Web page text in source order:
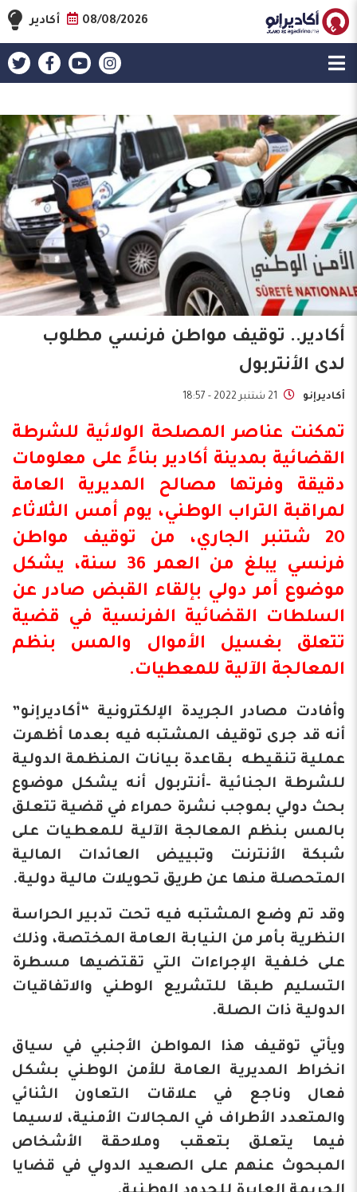
08/08/2026 أكادير
أكادير.. توقيف مواطن فرنسي مطلوب
لدى الأنتربول
أكاديرإنو 21 شتنبر 2022 - 18:57
تمكنت عناصر المصلحة الولائية للشرطة
القضائية بمدينة أكاديربناءً على معلومات
دقيقة وفرتها مصالح المديرية العامة
لمراقبة التراب الوطني، يوم أمس الثلاثاء
20 شتنبر الجاري، من توقيف مواطن
فرنسي يبلغ من العمر 36 سنة، يشكل
موضوع أمر دولي بإلقاء القبض صادر عن
السلطات القضائية الفرنسية في قضية
تتعلق بغسيل الأموال والمس بنظم
المعالجة الآلية للمعطيات.
وأفادت مصادر الجريدة الإلكترونية “أكاديرإنو”
أنه قد جرى توقيف المشتبه فيه بعدما أظهرت
عملية تنقيطه بقاعدة بيانات المنظمة الدولية
للشرطة الجنائية –أنتربول أنه يشكل موضوع
بحث دولي بموجب نشرة حمراء في قضية تتعلق
بالمس بنظم المعالجة الآلية للمعطيات على
شبكة الأنترنت وتبييض العائدات المالية
المتحصلة منها عن طريق تحويلات مالية دولية.
وقد تم وضع المشتبه فيه تحت تدبير الحراسة
النظرية بأمر من النيابة العامة المختصة، وذلك
على خلفية الإجراءات التي تقتضيها مسطرة
التسليم طبقا للتشريع الوطني والاتفاقيات
الدولية ذات الصلة.
ويأتي توقيف هذا المواطن الأجنبي في سياق
انخراط المديرية العامة للأمن الوطني بشكل
فعال وناجع في علاقات التعاون الثنائي
والمتعدد الأطراف في المجالات الأمنية، لاسيما
فيما يتعلق بتعقب وملاحقة الأشخاص
المبحوث عنهم على الصعيد الدولي في قضايا